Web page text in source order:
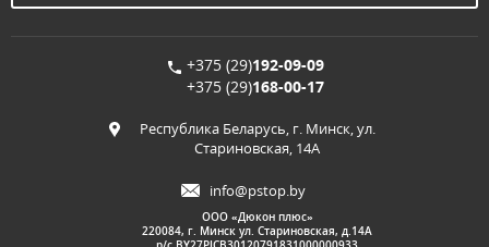
+375 (29)192-09-09
+375 (29)168-00-17
Республика Беларусь, г. Минск, ул.
Стариновская, 14А
info@pstop.by
ООО «Дюкон плюс»
220084, г. Минск ул. Стариновская, д.14А